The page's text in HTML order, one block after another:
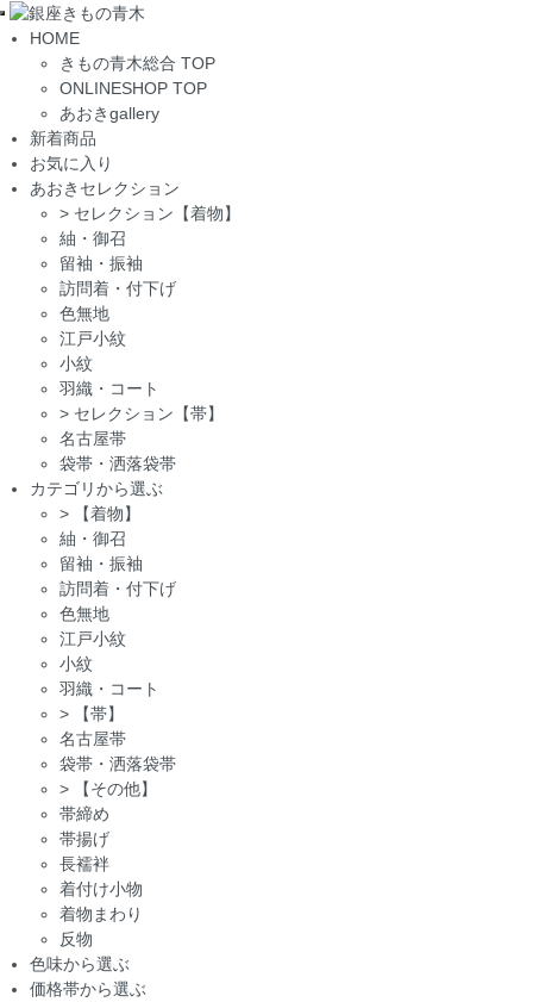
Toggle
navigation
HOME
きもの青木総合 TOP
ONLINESHOP TOP
あおきgallery
新着商品
お気に入り
あおきセレクション
> セレクション【着物】
紬・御召
留袖・振袖
訪問着・付下げ
色無地
江戸小紋
小紋
羽織・コート
> セレクション【帯】
名古屋帯
袋帯・洒落袋帯
カテゴリから選ぶ
>
【着物】
紬・御召
留袖・振袖
訪問着・付下げ
色無地
江戸小紋
小紋
羽織・コート
>
【帯】
名古屋帯
袋帯・洒落袋帯
>
【その他】
帯締め
帯揚げ
長襦袢
着付け小物
着物まわり
反物
色味から選ぶ
価格帯から選ぶ